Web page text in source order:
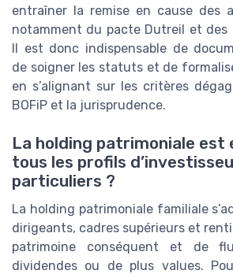
entraîner la remise en cause des
notamment du pacte Dutreil et des
Il est donc indispensable de
de soigner les statuts et de
en s’alignant sur les critères
BOFiP et la jurisprudence.
La holding patrimoniale est
tous les profils
particuliers ?
La holding patrimoniale familiale
dirigeants, cadres supérieurs et
patrimoine conséquent et de
dividendes ou de plus values.